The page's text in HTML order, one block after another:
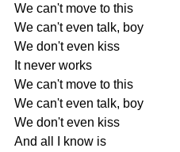
We can't move to this
We can't even talk, boy
We don't even kiss
It never works
We can't move to this
We can't even talk, boy
We don't even kiss
And all know is